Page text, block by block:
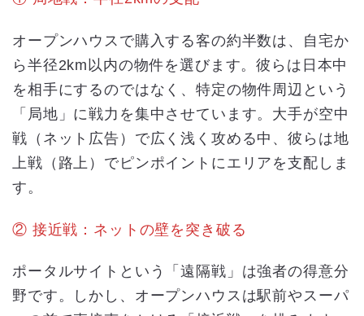
オープンハウスで購入する客の約半数は、自宅か
ら半径2km以内の物件を選びます。彼らは日本中
を相手にするのではなく、特定の物件周辺という
「局地」に戦力を集中させています。大手が空中
戦（ネット広告）で広く浅く攻める中、彼らは地
上戦（路上）でピンポイントにエリアを支配しま
す。
② 接近戦：ネットの壁を突き破る
ポータルサイトという「遠隔戦」は強者の得意分
野です。しかし、オープンハウスは駅前やスーパ